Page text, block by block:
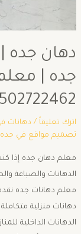
دهان جده
جده |
اترك تعليقاً / دهانات
تصميم مواقع في جده
معلم دهان جده إذا
الدهانات والصباغة
معلم دهانات جده
دهانات منزلية
الدهانات الداخلية